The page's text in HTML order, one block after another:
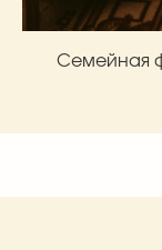
Семейная